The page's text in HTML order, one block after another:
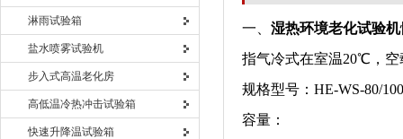
淋雨试验箱
盐水喷雾试验机
步入式高温老化房
高低温冷热冲击试验箱
快速升降温试验箱
一、 湿热环境老化试验机
指气冷式在室温20℃，空
规格型号：HE-WS-80/
容量：